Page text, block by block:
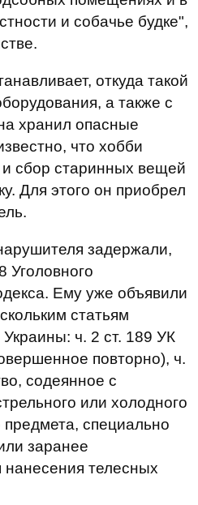
и собачье будке",
откуда такой
а также с
хранил опасные
что хобби
и сбор старинных вещей
Для этого он приобрел
задержали,
Уголовного
Ему уже объявили
статьям
Украины: ч. 2 ст. 189 УК
повторно), ч.
содеянное с
или холодного
предмета, специально
заранее
нанесения телесных